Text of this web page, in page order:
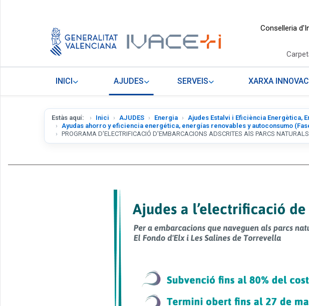
Conselleria
INICI AJUDES SERVEIS XARXA
Estàs aquí: Inici AJUDES Energia Ajudes Estalvi i Eficiència Energètica,
Ayudas ahorro y eficiencia energética, energías renovables y autoconsumo
PROGRAMA D'ELECTRIFICACIÓ D'EMBARCACIONS ADSCRITES AlS PARCS